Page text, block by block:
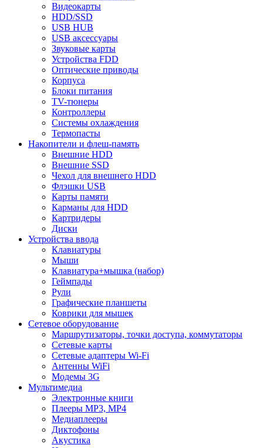
Видеокарты
HDD/SSD
USB HUB
USB аксессуары
Звуковые карты
Устройства FDD
Оптические приводы
Корпуса
Блоки питания
TV-тюнеры
Контроллеры
Системы охлаждения
Термопасты
Накопители и флеш-память
Внешние HDD
Внешние SSD
Чехол для внешнего HDD
Флэшки USB
Карты памяти
Карманы для HDD
Картридеры
Диски
Устройства ввода
Клавиатуры
Мыши
Клавиатура+мышка (набор)
Геймпады
Рули
Графические планшеты
Коврики для мышек
Сетевое оборудование
Маршрутизаторы, точки доступа, коммутаторы
Сетевые карты
Сетевые адаптеры Wi-Fi
Антенны WiFi
Модемы 3G
Мультимедиа
Электронные книги
Плееры MP3, MP4
Медиаплееры
Диктофоны
Акустика